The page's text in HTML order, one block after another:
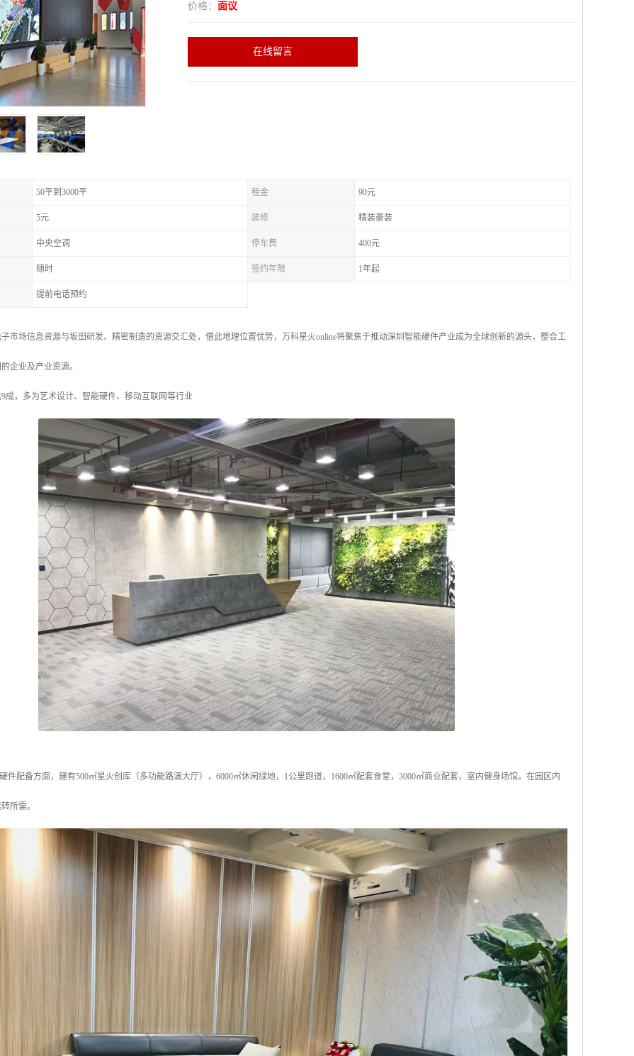
价格： 面议
在线留言
50平到3000平 租金 90元
5元 装修 精装豪装
中央空调 停车费 400元
随时 签约年限 1年起
提前电话预约
市场信息资源与坂田研发、精密制造的资源交汇处，借此地理位置优势，万科星火online将聚焦于推动深圳智能硬件产业成为全球创新的源头，整合工
企业及产业资源。
成，多为艺术设计、智能硬件、移动互联网等行业
件配备方面，建有500㎡星火创库（多功能路演大厅），6000㎡休闲绿地，1公里跑道，1600㎡配套食堂，3000㎡商业配套，室内健身场馆。在园区内
所需。